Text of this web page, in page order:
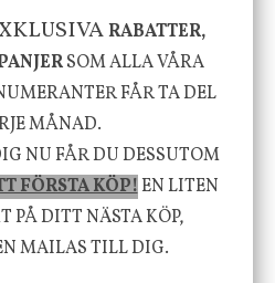
Nicolas Vahé
Serveringsfat, Ostron,
Stengods
415 kr
INFO KÖP
upplevelse och
RABATTER,
SOM ALLA VÅRA
FÅR TA DEL
MÅNAD.
NU FÅR DU DESSUTOM
FÖRSTA KÖP!EN LITEN
PÅ DITT NÄSTA KÖP,
MAILAS TILL DIG.